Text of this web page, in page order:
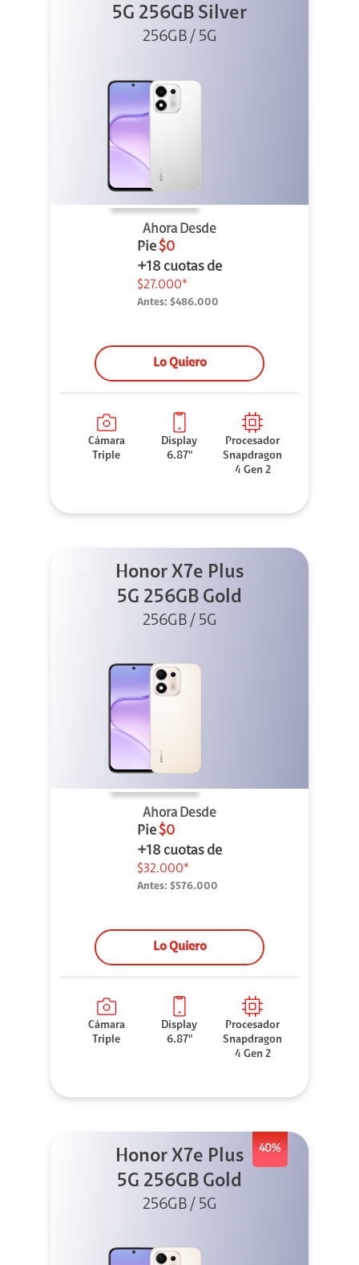
5G 256GB Silver
256GB / 5G
Ahora Desde
Pie $0
+18 cuotas de
$27.000*
Antes: $486.000
Lo Quiero
Cámara
Triple
Display
6.87"
Procesador
Snapdragon
4 Gen 2
Honor X7e Plus
5G 256GB Gold
256GB / 5G
Ahora Desde
Pie $0
+18 cuotas de
$32.000*
Antes: $576.000
Lo Quiero
Cámara
Triple
Display
6.87"
Procesador
Snapdragon
4 Gen 2
40%
Honor X7e Plus
5G 256GB Gold
256GB / 5G